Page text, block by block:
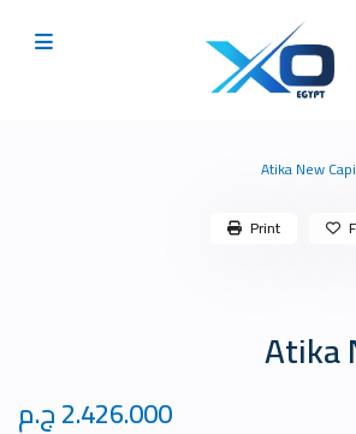
Atika New
Atika
Print